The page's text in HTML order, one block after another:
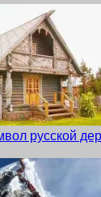
русской